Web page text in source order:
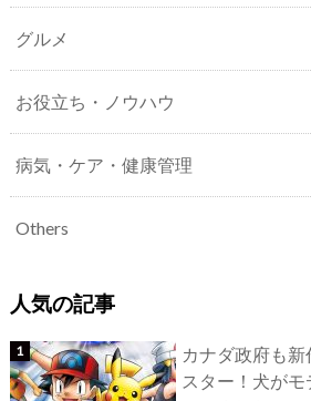
グルメ
お役立ち・ノウハウ
病気・ケア・健康管理
Others
人気の記事
カナダ政府も
スター！犬がモ